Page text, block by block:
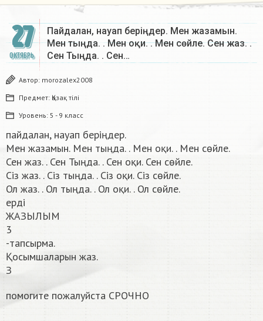
27
ОКТЯБРЬ
Пайдалан, науап беріңдер. Мен жазамын.
Мен тыңда. . Мен оқи. . Мен сөйле. Сен жаз. .
Сен Тыңда. . Сен…
Автор: morozalex2008
Предмет: Қазақ тiлi
Уровень: 5 - 9 класс
пайдалан, науап беріңдер.
Мен жазамын. Мен тыңда. . Мен оқи. . Мен сөйле.
Сен жаз. . Сен Тыңда. . Сен оқи. Сен сөйле.
Сіз жаз. . Сіз тыңда. . Сіз оқи. Сіз сөйле.
Ол жаз. . Ол тыңда. . Ол оқи. . Ол сөйле.
ерді
ЖАЗЫЛЫМ
3
-тапсырма.
Қосымшаларын жаз.
З
помогите пожалуйста СРОЧНО ​